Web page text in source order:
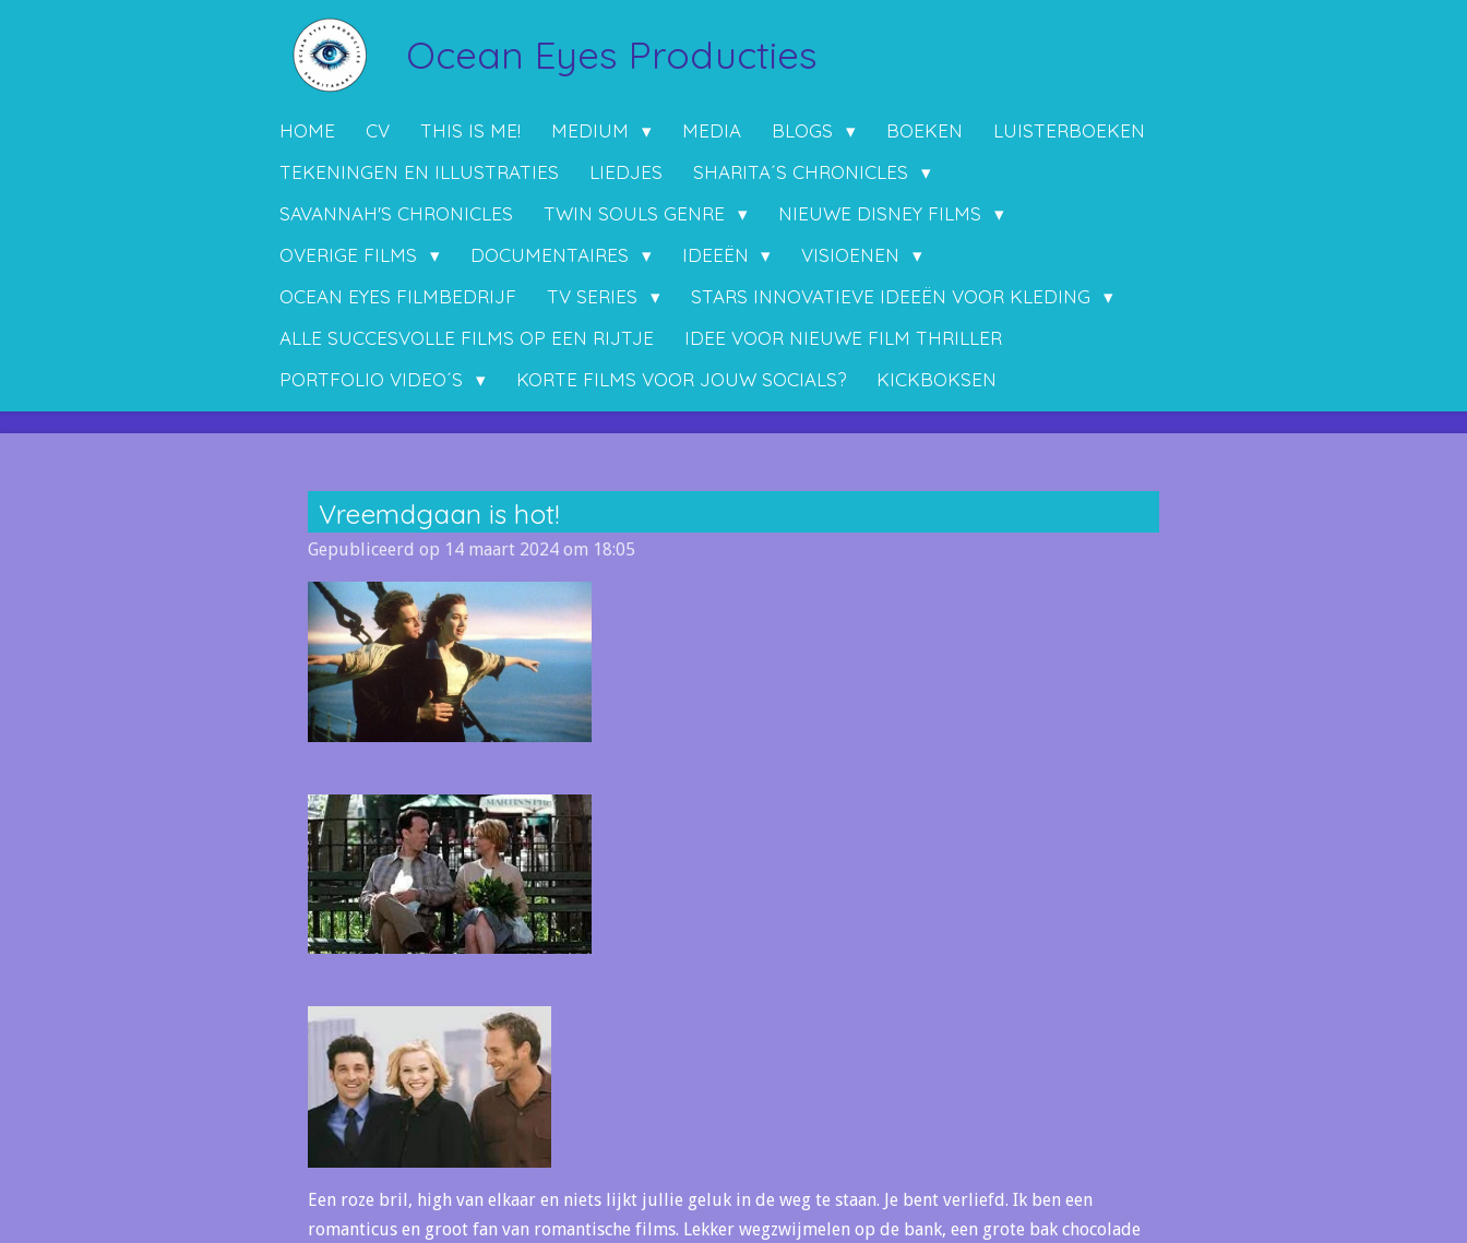
Ocean Eyes Producties
HOME CV THIS IS ME! MEDIUM MEDIA BLOGS BOEKEN
LUISTERBOEKEN
TEKENINGEN EN ILLUSTRATIES
LIEDJES
SHARITA´S CHRONICLES
SAVANNAH'S CHRONICLES
TWIN SOULS GENRE
NIEUWE DISNEY FILMS
OVERIGE FILMS
DOCUMENTAIRES IDEEËN
VISIOENEN
OCEAN EYES FILMBEDRIJF
TV SERIES
STARS INNOVATIEVE IDEEËN VOOR KLEDING
ALLE SUCCESVOLLE FILMS OP EEN RIJTJE
IDEE VOOR NIEUWE FILM THRILLER
PORTFOLIO VIDEO´S
KORTE FILMS VOOR JOUW SOCIALS? KICKBOKSEN
Vreemdgaan is hot!
Gepubliceerd op 14 maart 2024 om 18:05
Een roze bril, high van elkaar en niets lijkt jullie geluk in de weg te staan. Je bent verliefd. Ik ben een
romanticus en groot fan van romantische films. Lekker wegzwijmelen op de bank, een grote bak chocolade